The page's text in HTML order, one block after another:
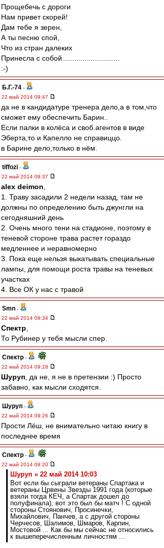
Прощебечь с дороги
Нам привет скорей!
Дам тебе я зерен,
А ты песню спой,
Что из стран далеких
Принесла с собой............................
:-)
Б.Г.-74 -
22 май 2014 09:47
да не в кандидатуре тренера дело,а в том,что
сможет ему обеспечить Барин..
Если палки в колёса и своб.агентов в виде
Эберта,то и Капелло не справиццо.
в Барине дело,только в нём.
tiffozi -
22 май 2014 09:37
alex deimon
1. Траву засадили 2 недели назад, там не
должны по определению быть джунгли на
сегодняшний день
2. Очень много тени на стадионе, поэтому в
теневой стороне трава растет гораздо
медленнее и неравномерно
3. Пока еще нельзя выкатывать специальные
лампы, для помощи роста травы на теневых
участках
4. Все ОК у нас с травой
Smn -
22 май 2014 09:34
Спектр
То Рубинер у тебя мысли спер.
Спектр -
22 май 2014 09:28
Шуруп , да не, я не в претензии :) Просто
забавно, как мысли сходятся.
Шуруп -
22 май 2014 09:26
Прости Лёш, не внимательно читаю книгу в
последнее время
Спектр -
22 май 2014 09:20
Шуруп » 22 май 2014 10:03
Вот если бы сыграли ветераны Спартака и
ветераны Црвены Звезды 1991 года (которые
взяли тогда КЕЧ, а Спартак дошел до
полуфинала), вот это был бы матч ! С одной
стороны Стоянович, Просинечки,
Михайлович, Панчев, а с другой стороны
Черчесов, Шалимов, Шмаров, Карпин,
Мостовой ... Как бы мы сейчас не относились
к вышеперечисленным личностям ...